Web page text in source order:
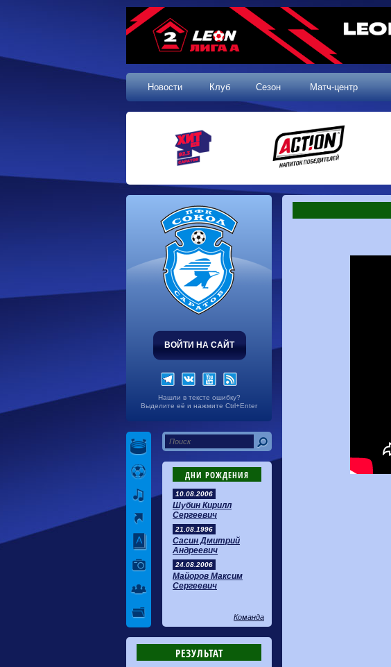
Новости Клуб Сезон Матч-центр
ВОЙТИ НА САЙТ
Нашли в тексте ошибку?
Выделите её и нажмите Ctrl+Enter
ДНИ РОЖДЕНИЯ
10.08.2006
Шубин Кирилл
Сергеевич
21.08.1996
Сасин Дмитрий
Андреевич
24.08.2006
Майоров Максим
Сергеевич
Команда
РЕЗУЛЬТАТ